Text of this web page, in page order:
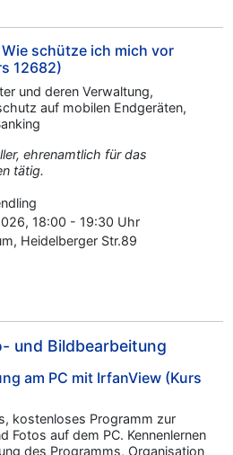
schütze ich mich vor
12682)
und deren Verwaltung,
auf mobilen Endgeräten,
ehrenamtlich für das
tätig.
18:00 - 19:30 Uhr
Heidelberger Str.89
und Bildbearbeitung
am PC mit IrfanView (Kurs
kostenloses Programm zur
Fotos auf dem PC. Kennenlernen
des Programms, Organisation